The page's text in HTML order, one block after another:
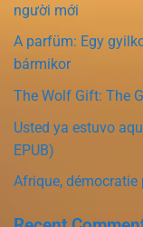
người mới
A parfüm: Egy
bármikor
The Wolf Gift: The
Usted ya estuvo
EPUB)
Afrique, démocratie